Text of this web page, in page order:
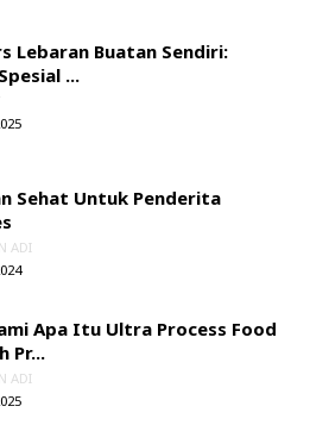
Lebaran Buatan Sendiri:
...
Sehat Untuk Penderita
ADI
Apa Itu Ultra Process Food
Pr...
ADI